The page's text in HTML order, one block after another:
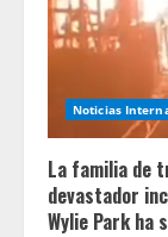
Noticias
La familia de
devastador
Wylie Park ha